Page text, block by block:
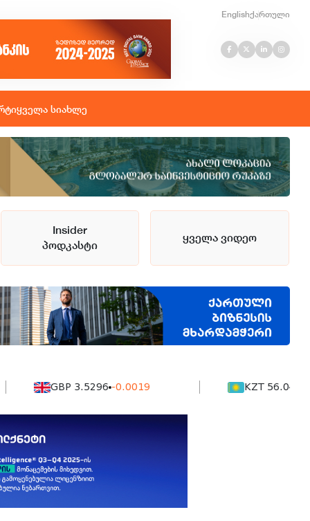
Englishქართული
ყველა სიახლე
Insider
პოდკასტი
ყველა ვიდეო
GBP 3.5296 -0.0019 KZT 56.04 0.0019